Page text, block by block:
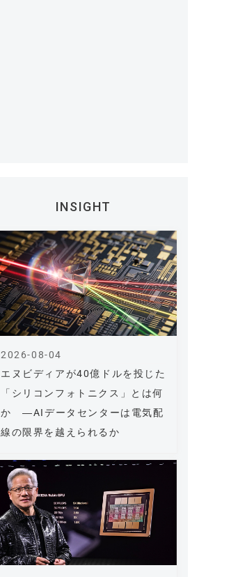
INSIGHT
エヌビディアが40億ドルを投じた
「シリコンフォトニクス」とは何
か ―AIデータセンターは電気配
線の限界を越えられるか
2026-08-04